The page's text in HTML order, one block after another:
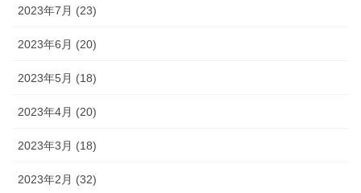
2023年7月 (23)
2023年6月 (20)
2023年5月 (18)
2023年4月 (20)
2023年3月 (18)
2023年2月 (32)